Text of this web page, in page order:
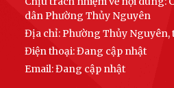
dân Phường Thủy Nguyên
Địa chỉ: Phường Thủy Nguyên,
Điện thoại: Đang cập nhật
Email:Đang cập nhật